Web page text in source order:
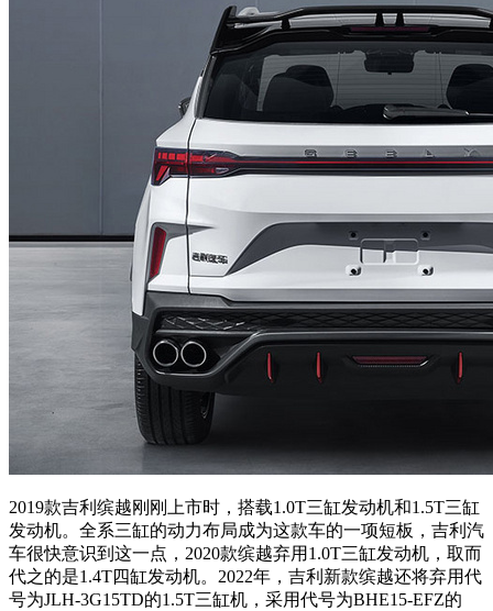
2019款吉利缤越刚刚上市时，搭载1.0T三缸发动机和1.5T三缸
发动机。全系三缸的动力布局成为这款车的一项短板，吉利汽
车很快意识到这一点，2020款缤越弃用1.0T三缸发动机，取而
代之的是1.4T四缸发动机。2022年，吉利新款缤越还将弃用代
号为JLH-3G15TD的1.5T三缸机，采用代号为BHE15-EFZ的